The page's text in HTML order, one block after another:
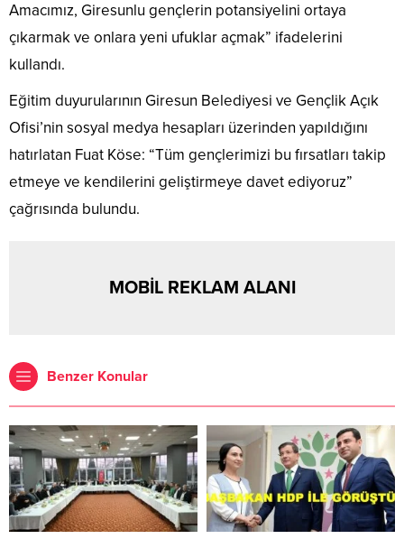
Amacımız, Giresunlu gençlerin potansiyelini ortaya
çıkarmak ve onlara yeni ufuklar açmak” ifadelerini
kullandı.
Eğitim duyurularının Giresun Belediyesi ve Gençlik Açık
Ofisi’nin sosyal medya hesapları üzerinden yapıldığını
hatırlatan Fuat Köse: “Tüm gençlerimizi bu fırsatları takip
etmeye ve kendilerini geliştirmeye davet ediyoruz”
çağrısında bulundu.
MOBİL REKLAM ALANI
Benzer Konular